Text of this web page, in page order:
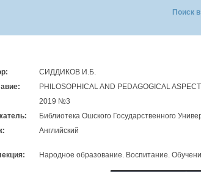
Поиск
СИДДИКОВ И.Б.
PHILOSOPHICAL AND PEDAGOGICAL
2019 №3
Библиотека Ошского Государственного
Английский
Народное образование. Воспитание.